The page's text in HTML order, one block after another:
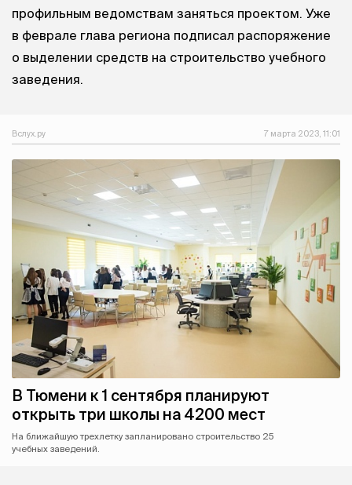
профильным ведомствам заняться проектом. Уже
в феврале глава региона подписал распоряжение
о выделении средств на строительство учебного
заведения.
Вслух.ру 7 марта 2023, 11:01
В Тюмени к 1 сентября планируют
открыть три школы на 4200 мест
На ближайшую трехлетку запланировано строительство 25
учебных заведений.